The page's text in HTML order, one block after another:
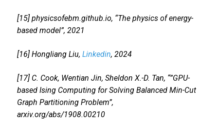
[15] physicsofebm.github.io, “The physics of energy-
based model”, 2021
[16] Hongliang Liu, Linkedin, 2024
[17] C. Cook, Wentian Jin, Sheldon X.-D. Tan, “”GPU-
based Ising Computing for Solving Balanced Min-Cut
Graph Partitioning Problem”,
arxiv.org/abs/1908.00210